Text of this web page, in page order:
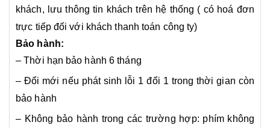
khách, lưu thông tin khách trên hệ thống ( có hoá đơn
trực tiếp đối với khách thanh toán công ty)
Bảo hành:
– Thời hạn bảo hành 6 tháng
– Đổi mới nếu phát sinh lỗi 1 đổi 1 trong thời gian còn
bảo hành
– Không bảo hành trong các trường hợp: phím không